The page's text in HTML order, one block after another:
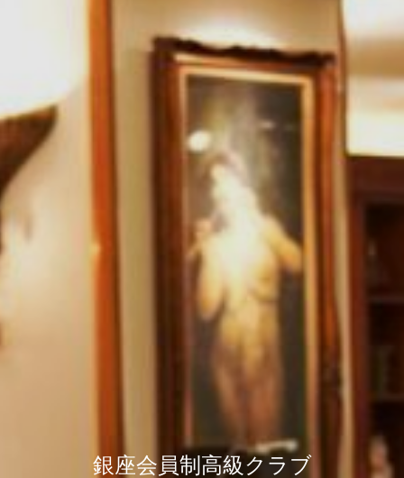
銀座会員制高級クラブ
銀座会員制高級クラブ
銀座会員制高級クラブ